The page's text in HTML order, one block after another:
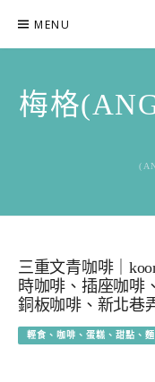
content
MENU
梅格
三重文青咖啡｜
時咖啡、插座咖啡
銅板咖啡、新北巷
輕食、咖啡、蛋糕、甜點、麵